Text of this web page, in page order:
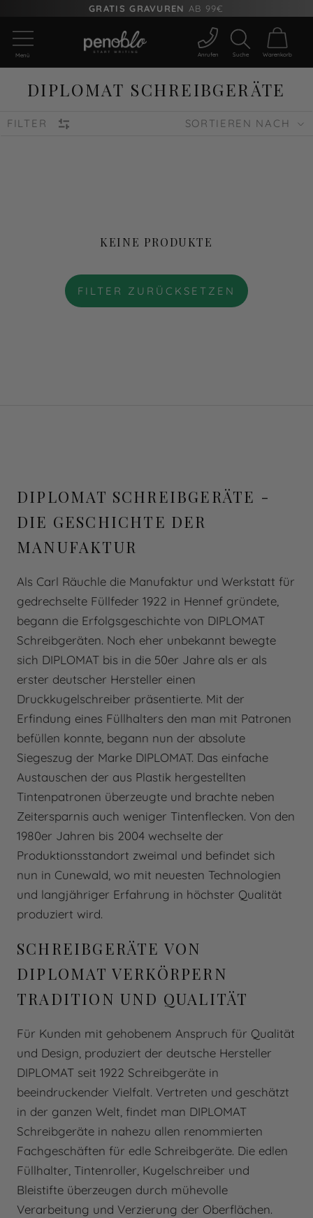
GRATIS GRAVUREN AB 99€
Menü Anrufen Suche Warenkorb
DIPLOMAT SCHREIBGERÄTE
SORTIEREN NACH
FILTER
KEINE PRODUKTE
FILTER ZURÜCKSETZEN
DIPLOMAT SCHREIBGERÄTE -
DIE GESCHICHTE DER
MANUFAKTUR
Als Carl Räuchle die Manufaktur und Werkstatt für
gedrechselte Füllfeder 1922 in Hennef gründete,
begann die Erfolgsgeschichte von DIPLOMAT
Schreibgeräten. Noch eher unbekannt bewegte
sich DIPLOMAT bis in die 50er Jahre als er als
erster deutscher Hersteller einen
Druckkugelschreiber präsentierte. Mit der
Erfindung eines Füllhalters den man mit Patronen
befüllen konnte, begann nun der absolute
Siegeszug der Marke DIPLOMAT. Das einfache
Austauschen der aus Plastik hergestellten
Tintenpatronen überzeugte und brachte neben
Zeitersparnis auch weniger Tintenflecken. Von den
1980er Jahren bis 2004 wechselte der
Produktionsstandort zweimal und befindet sich
nun in Cunewald, wo mit neuesten Technologien
und langjähriger Erfahrung in höchster Qualität
produziert wird.
SCHREIBGERÄTE VON
DIPLOMAT VERKÖRPERN
TRADITION UND QUALITÄT
Für Kunden mit gehobenem Anspruch für Qualität
und Design, produziert der deutsche Hersteller
DIPLOMAT seit 1922 Schreibgeräte in
beeindruckender Vielfalt. Vertreten und geschätzt
in der ganzen Welt, findet man DIPLOMAT
Schreibgeräte in nahezu allen renommierten
Fachgeschäften für edle Schreibgeräte. Die edlen
Füllhalter, Tintenroller, Kugelschreiber und
Bleistifte überzeugen durch mühevolle
Verarbeitung und Verzierung der Oberflächen.